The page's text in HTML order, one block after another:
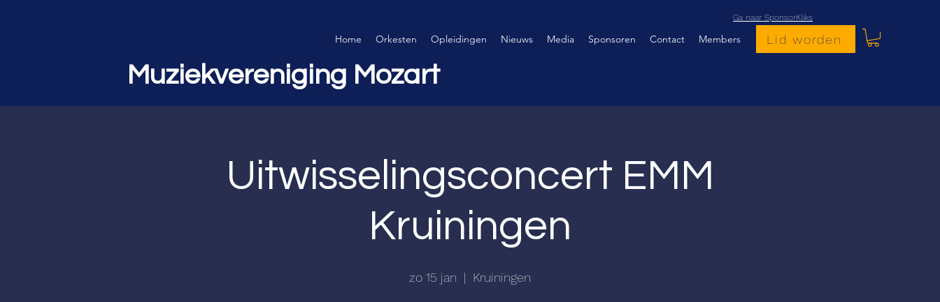
Home Orkesten Opleidingen Nieuws Media Sponsoren Contact Members Lid worden
Muziekvereniging Mozart
Ga naar SponsorKliks
Uitwisselingsconcert EMM
Kruiningen
zo 15 jan
  |
Kruiningen